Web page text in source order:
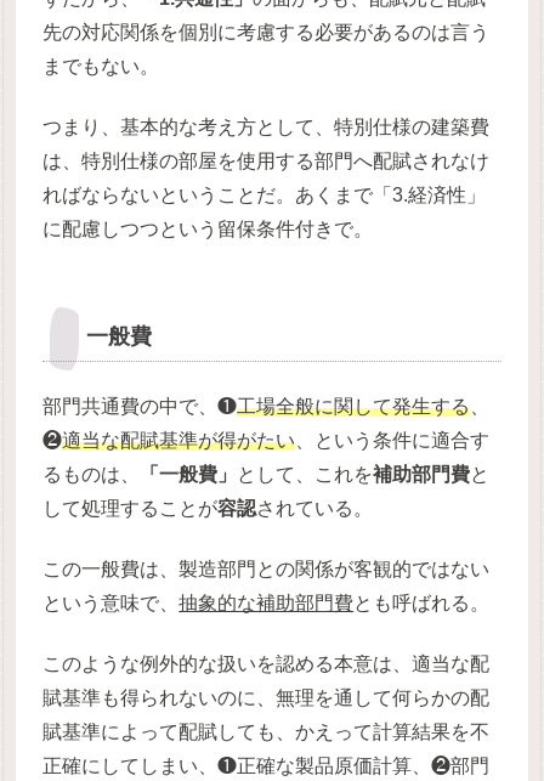
先の対応関係を個別に考慮する必要があるのは言う
までもない。
つまり、基本的な考え方として、特別仕様の建築費
は、特別仕様の部屋を使用する部門へ配賦されなけ
ればならないということだ。あくまで「3.経済性」
に配慮しつつという留保条件付きで。
一般費
部門共通費の中で、❶工場全般に関して発生する
❷適当な配賦基準が得がたい 、という条件に適合す
るものは、
「一般費」 として、これを補助部門費と
して処理することが容認されている。
この一般費は、製造部門との関係が客観的ではない
という意味で、抽象的な補助部門費とも呼ばれる。
このような例外的な扱いを認める本意は、適当な配
賦基準も得られないのに、無理を通して何らかの配
賦基準によって配賦しても、かえって計算結果を不
正確にしてしまい、❶正確な製品原価計算、❷部門